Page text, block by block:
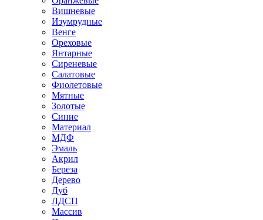
Вишневые
Изумрудные
Венге
Ореховые
Янтарные
Сиреневые
Салатовые
Фиолетовые
Мятные
Золотые
Синие
Материал
МДФ
Эмаль
Акрил
Береза
Дерево
Дуб
ЛДСП
Массив